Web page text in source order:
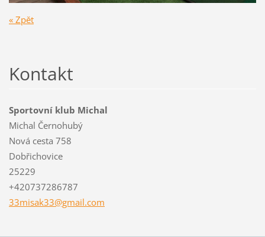
« Zpět
Kontakt
Sportovní klub Michal
Michal Černohubý
Nová cesta 758
Dobřichovice
25229
+420737286787
33misak33@gmail.com